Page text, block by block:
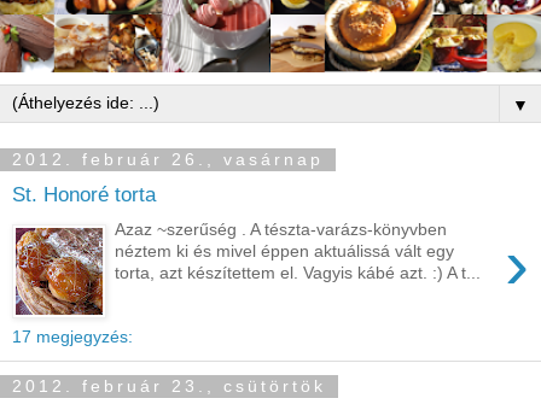
▼
2012. február 26., vasárnap
St. Honoré torta
›
Azaz ~szerűség . A tészta-varázs-könyvben
néztem ki és mivel éppen aktuálissá vált egy
torta, azt készítettem el. Vagyis kábé azt. :) A t...
17 megjegyzés:
2012. február 23., csütörtök